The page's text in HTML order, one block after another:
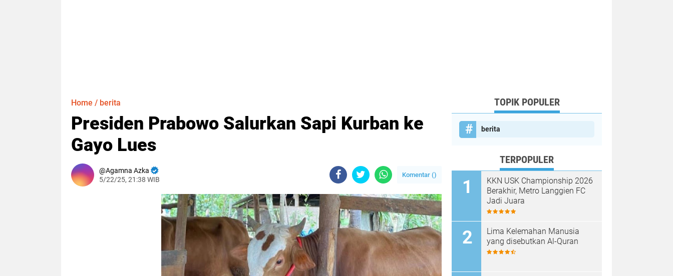
Home / berita
Presiden Prabowo Salurkan Sapi Kurban ke
Gayo Lues
Agamna Azka
5/22/25, 21:38 WIB
Komentar ()
TOPIK POPULER
berita
TERPOPULER
KKN USK Championship 2026
Berakhir, Metro Langgien FC
Jadi Juara
Lima Kelemahan Manusia
yang disebutkan Al-Quran